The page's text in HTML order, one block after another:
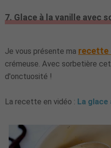
7. Glace à la vanille avec
Je vous présente ma recette
crémeuse. Avec sorbetière
d'onctuosité !
La recette en vidéo : La glace